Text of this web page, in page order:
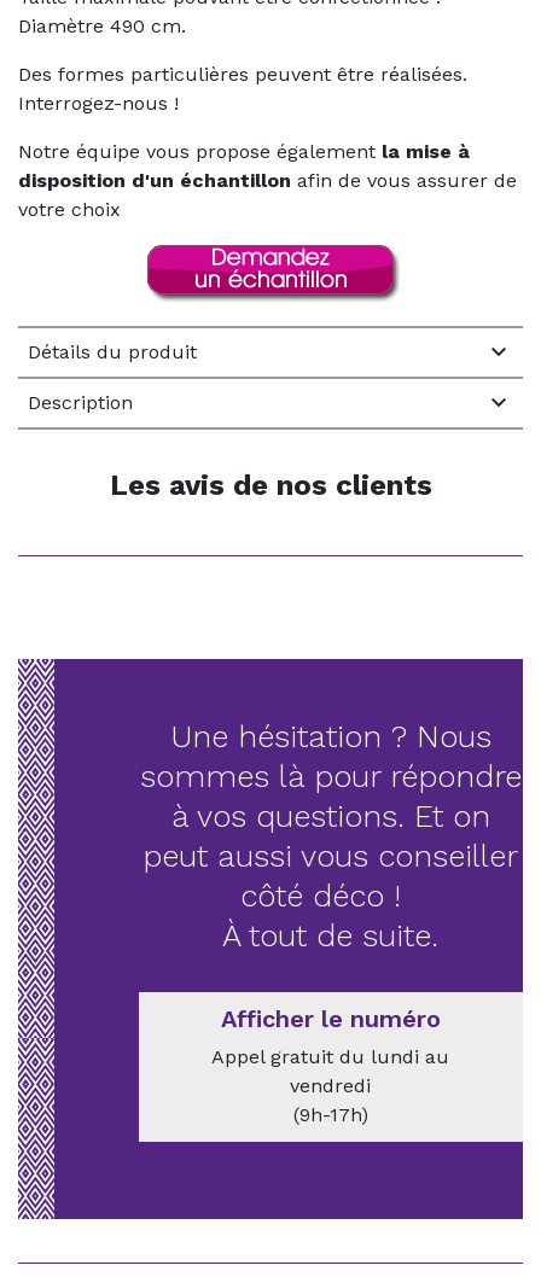
Diamètre 490 cm.
Des formes particulières peuvent être réalisées.
Interrogez-nous !
Notre équipe vous propose également la mise à
disposition d'un échantillon afin de vous assurer de
votre choix
Détails du produit 
Description 
Les avis de nos clients
Une hésitation ? Nous
sommes là pour répondre
à vos questions. Et on
peut aussi vous conseiller
côté déco !
À tout de suite.
Afficher le numéro
Appel gratuit du lundi au
vendredi
(9h-17h)